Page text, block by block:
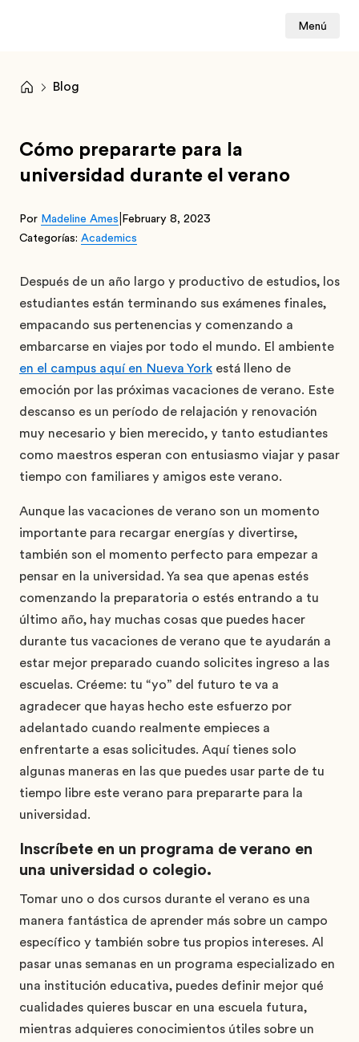
Menú
Blog
Cómo prepararte para la
universidad durante el verano
Por Madeline Ames February 8, 2023
Categorías: Academics
Después de un año largo y productivo de estudios, los
estudiantes están terminando sus exámenes finales,
empacando sus pertenencias y comenzando a
embarcarse en viajes por todo el mundo. El ambiente
en el campus aquí en Nueva York está lleno de
emoción por las próximas vacaciones de verano. Este
descanso es un período de relajación y renovación
muy necesario y bien merecido, y tanto estudiantes
como maestros esperan con entusiasmo viajar y pasar
tiempo con familiares y amigos este verano.
Aunque las vacaciones de verano son un momento
importante para recargar energías y divertirse,
también son el momento perfecto para empezar a
pensar en la universidad. Ya sea que apenas estés
comenzando la preparatoria o estés entrando a tu
último año, hay muchas cosas que puedes hacer
durante tus vacaciones de verano que te ayudarán a
estar mejor preparado cuando solicites ingreso a las
escuelas. Créeme: tu “yo” del futuro te va a
agradecer que hayas hecho este esfuerzo por
adelantado cuando realmente empieces a
enfrentarte a esas solicitudes. Aquí tienes solo
algunas maneras en las que puedes usar parte de tu
tiempo libre este verano para prepararte para la
universidad.
Inscríbete en un programa de verano en
una universidad o colegio.
Tomar uno o dos cursos durante el verano es una
manera fantástica de aprender más sobre un campo
específico y también sobre tus propios intereses. Al
pasar unas semanas en un programa especializado en
una institución educativa, puedes definir mejor qué
cualidades quieres buscar en una escuela futura,
mientras adquieres conocimientos útiles sobre un